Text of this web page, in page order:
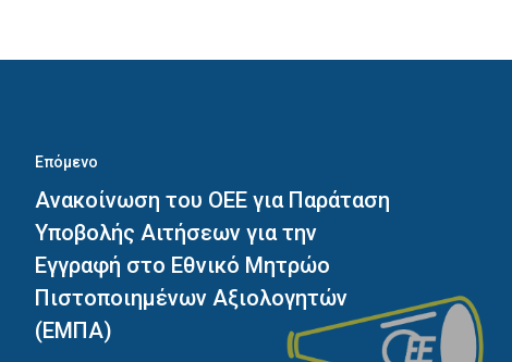
Και
(«ΕΣΑΑ»)
Επόμενο
Ανακοίνωση του ΟΕΕ για Παράταση
Υποβολής Αιτήσεων για την
Εγγραφή στο Εθνικό Μητρώο
Πιστοποιημένων Αξιολογητών
(ΕΜΠΑ)